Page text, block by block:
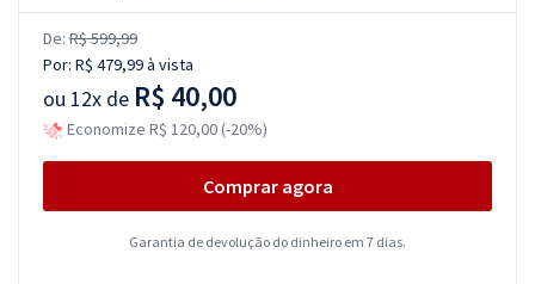
De: R$ 599,99
Por: R$ 479,99à vista
ou 12x de R$ 40,00
Economize R$ 120,00 (-20%)
Comprar agora
Garantia de devolução do dinheiro em 7 dias.